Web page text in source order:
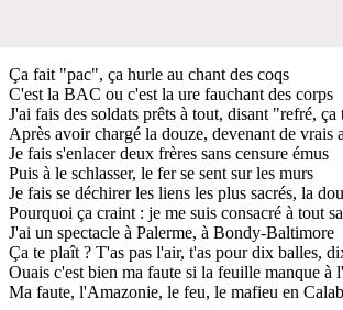
Ça fait "pac", ça hurle au chant des coqs
C'est la BAC ou c'еst la ure fauchant des corps
J'ai fais des soldats prêts à tout, disant "refré, ça
Après avoir chargé la douze, devenant de vrais
Je fais s'enlacer deux frères sans censure émus
Puis à le schlasser, le fer se sent sur les murs
Je fais se déchirer les liens les plus sacrés, la
Pourquoi ça craint : je me suis consacré à tout
J'ai un spectacle à Palerme, à Bondy-Baltimore
Ça te plaît ? T'as pas l'air, t'as pour dix balles,
Ouais c'est bien ma faute si la feuille manque à
Ma faute, l'Amazonie, le feu, le mafieu en